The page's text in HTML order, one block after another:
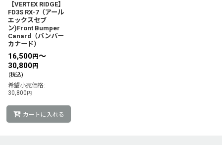
【VERTEX RIDGE】
FD3S RX-7（アール
エックスセブ
ン)Front Bumper
Canard（バンパー
カナード）
16,500円～
30,800円
(税込)
希望小売価格 :
30,800円
カートに入れる